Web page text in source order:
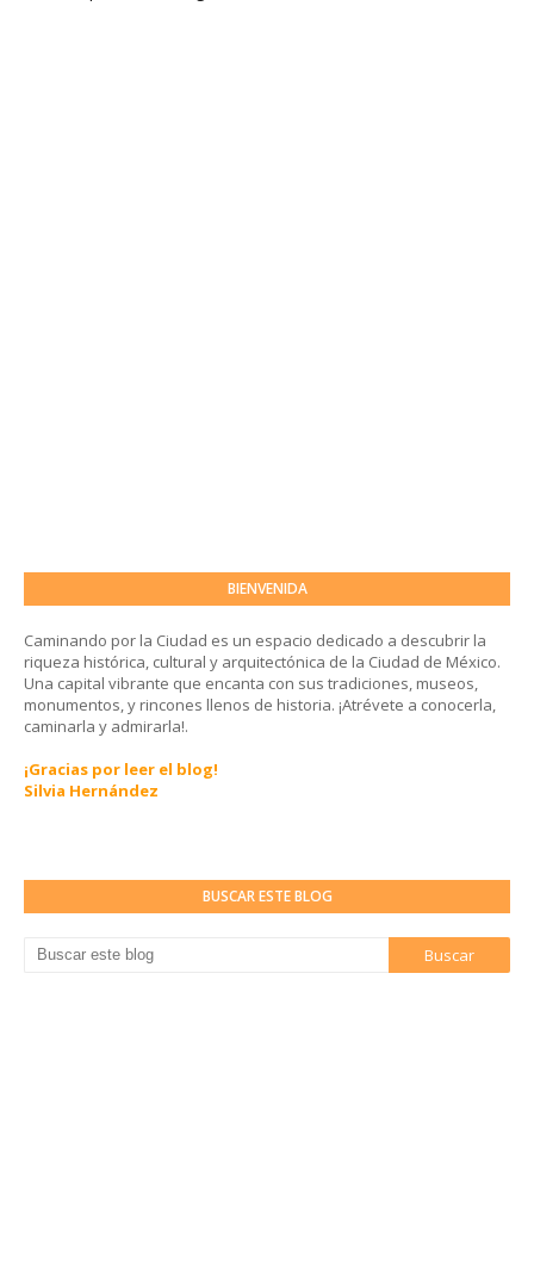
BIENVENIDA
Caminando por la Ciudad es un espacio dedicado a descubrir la
riqueza histórica, cultural y arquitectónica de la Ciudad de México.
Una capital vibrante que encanta con sus tradiciones, museos,
monumentos, y rincones llenos de historia. ¡Atrévete a conocerla,
caminarla y admirarla!.
¡Gracias por leer el blog!
Silvia Hernández
BUSCAR ESTE BLOG